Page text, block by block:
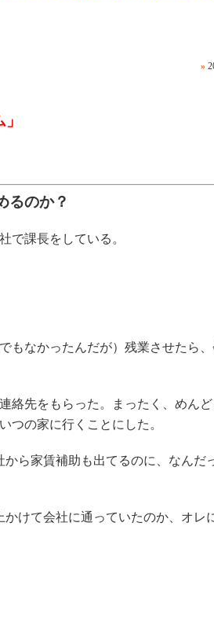
»
るのか？
で課長をしている。
もなかったんだが）残業させたら、
先をもらった。まったく、めんど
つの家に行くことにした。
ら家賃補助も出てるのに、なんだ
けて会社に通っていたのか、オレ